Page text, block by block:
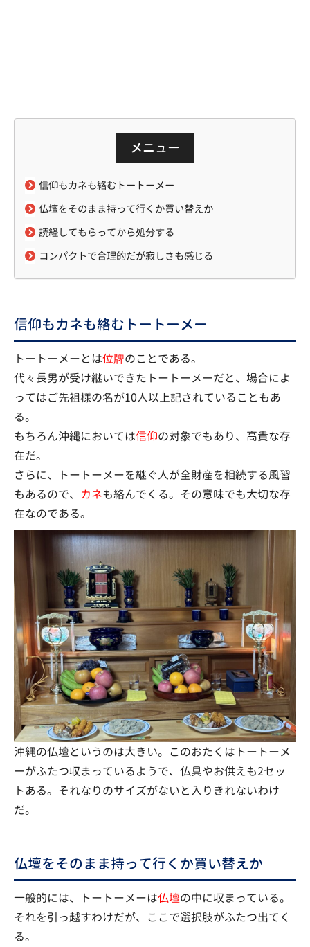
メニュー
信仰もカネも絡むトートーメー
仏壇をそのまま持って行くか買い替えか
読経してもらってから処分する
コンパクトで合理的だが寂しさも感じる
信仰もカネも絡むトートーメー
トートーメーとは位牌のことである。
代々長男が受け継いできたトートーメーだと、場合によ
ってはご先祖様の名が10人以上記されていることもあ
る。
もちろん沖縄においては信仰の対象でもあり、高貴な存
在だ。
さらに、トートーメーを継ぐ人が全財産を相続する風習
もあるので、 カネも絡んでくる。その意味でも大切な存
在なのである。
沖縄の仏壇というのは大きい。このおたくはトートーメ
ーがふたつ収まっているようで、仏具やお供えも2セッ
トある。それなりのサイズがないと入りきれないわけ
だ。
仏壇をそのまま持って行くか買い替えか
一般的には、トートーメーは仏壇の中に収まっている。
それを引っ越すわけだが、ここで選択肢がふたつ出てく
る。